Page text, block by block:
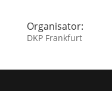
Organisator:
DKP Frankfurt